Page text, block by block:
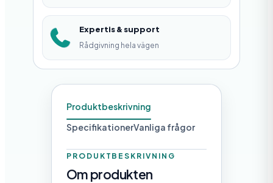
g
d
Expertis & support
Rådgivning hela vägen
Produktbeskrivning
SpecifikationerVanliga frågor
PRODUKTBESKRIVNING
Om produkten